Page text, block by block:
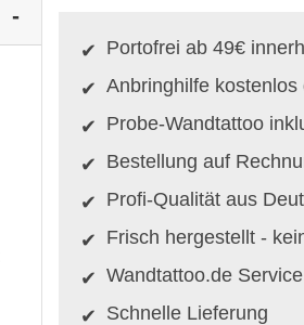
Portofrei ab 49€
Anbringhilfe kostenlos
Probe-Wandtattoo
Bestellung auf
Profi-Qualität aus
Frisch hergestellt -
Wandtattoo.de
Schnelle Lieferung